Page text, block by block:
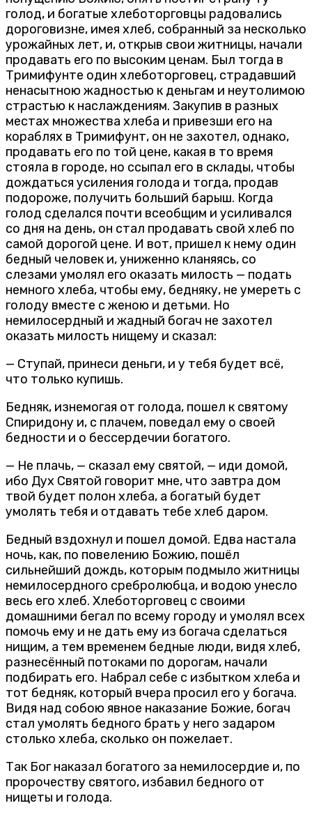
голод, и богатые хлеботорговцы радовались
дороговизне, имея хлеб, собранный за несколько
урожайных лет, и, открыв свои житницы, начали
продавать его по высоким ценам. Был тогда в
Тримифунте один хлеботорговец, страдавший
ненасытною жадностью к деньгам и неутолимою
страстью к наслаждениям. Закупив в разных
местах множества хлеба и привезши его на
кораблях в Тримифунт, он не захотел, однако,
продавать его по той цене, какая в то время
стояла в городе, но ссыпал его в склады, чтобы
дождаться усиления голода и тогда, продав
подороже, получить больший барыш. Когда
голод сделался почти всеобщим и усиливался
со дня на день, он стал продавать свой хлеб по
самой дорогой цене. И вот, пришел к нему один
бедный человек и, униженно кланяясь, со
слезами умолял его оказать милость — подать
немного хлеба, чтобы ему, бедняку, не умереть с
голоду вместе с женою и детьми. Но
немилосердный и жадный богач не захотел
оказать милость нищему и сказал:
— Ступай, принеси деньги, и у тебя будет всё,
что только купишь.
Бедняк, изнемогая от голода, пошел к святому
Спиридону и, с плачем, поведал ему о своей
бедности и о бессердечии богатого.
— Не плачь, — сказал ему святой, — иди домой,
ибо Дух Святой говорит мне, что завтра дом
твой будет полон хлеба, а богатый будет
умолять тебя и отдавать тебе хлеб даром.
Бедный вздохнул и пошел домой. Едва настала
ночь, как, по повелению Божию, пошёл
сильнейший дождь, которым подмыло житницы
немилосердного сребролюбца, и водою унесло
весь его хлеб. Хлеботорговец с своими
домашними бегал по всему городу и умолял всех
помочь ему и не дать ему из богача сделаться
нищим, а тем временем бедные люди, видя хлеб,
разнесённый потоками по дорогам, начали
подбирать его. Набрал себе с избытком хлеба и
тот бедняк, который вчера просил его у богача.
Видя над собою явное наказание Божие, богач
стал умолять бедного брать у него задаром
столько хлеба, сколько он пожелает.
Так Бог наказал богатого за немилосердие и, по
пророчеству святого, избавил бедного от
нищеты и голода.